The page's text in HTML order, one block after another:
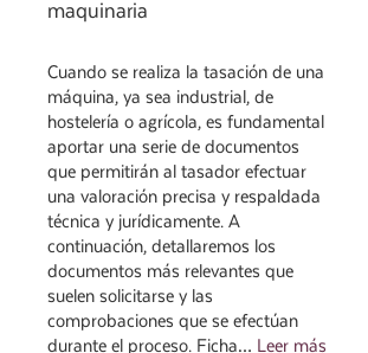
Cuando se realiza la tasación de una
máquina, ya sea industrial, de
hostelería o agrícola, es fundamental
aportar una serie de documentos
que permitirán al tasador efectuar
una valoración precisa y respaldada
técnica y jurídicamente. A
continuación, detallaremos los
documentos más relevantes que
suelen solicitarse y las
comprobaciones que se efectúan
durante el proceso. Ficha… Leer más